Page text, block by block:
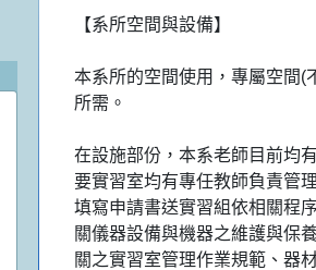
【系所空間與設備】
本系所的空間使用，專屬空間(
所需。
在設施部份，本系老師目前均
要實習室均有專任教師負責管
填寫申請書送實習組依相關程
關儀器設備與機器之維護與保
關之實習室管理作業規範、器